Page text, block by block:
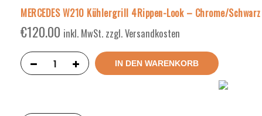
MERCEDES W210 Kühlergrill 4Rippen-Look – Chrome/Schwarz
€120.00 inkl. MwSt. zzgl. Versandkosten
IN DEN WARENKORB